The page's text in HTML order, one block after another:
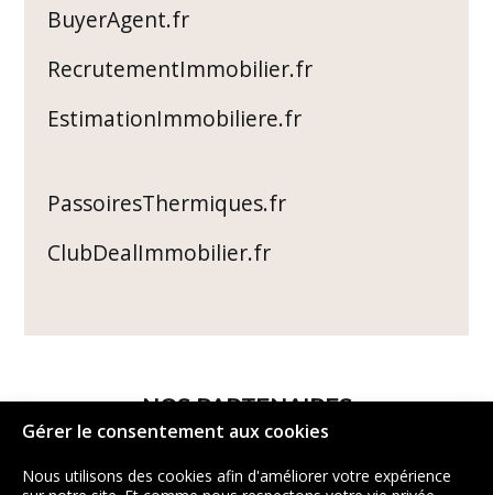
Gérer le consentement aux cookies
Nous utilisons des cookies afin d'améliorer votre expérience
BuyerAgent.fr
RecrutementImmobilier.fr
EstimationImmobiliere.fr
PassoiresThermiques.fr
ClubDealImmobilier.fr
NOS PARTENAIRES